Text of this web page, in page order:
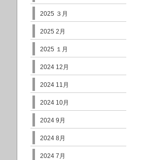
2025 ３月
2025 2月
2025 １月
2024 12月
2024 11月
2024 10月
2024 9月
2024 8月
2024 7月